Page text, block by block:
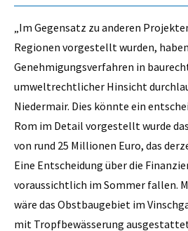
„Im Gegensatz zu anderen
Regionen vorgestellt wurden,
Genehmigungsverfahren in
umweltrechtlicher Hinsicht
Niedermair. Dies könnte ein
Rom im Detail vorgestellt wurde
von rund 25 Millionen Euro, das
Eine Entscheidung über die
voraussichtlich im Sommer fallen.
wäre das Obstbaugebiet im
mit Tropfbewässerung